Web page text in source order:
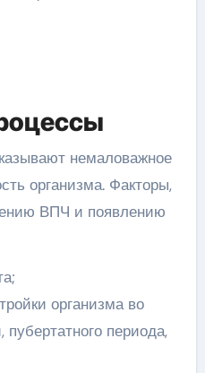
немаловажное
организма. Факторы,
ВПЧ и появлению
организма во
периода,